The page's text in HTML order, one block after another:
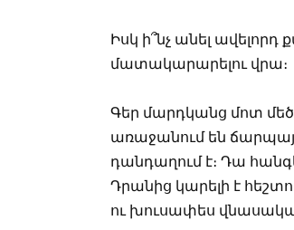
Իսկ ի՞նչ անել ավելորդ
մատակարարելու վրա։
Գեր մարդկանց մոտ
առաջանում են
դանդաղում է։ Դա
Դրանից կարելի է
ու խուսափես